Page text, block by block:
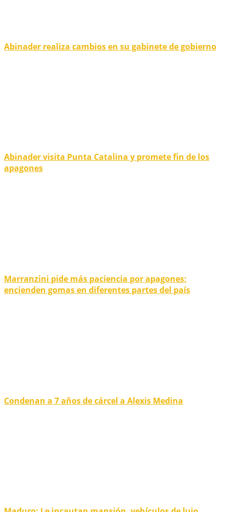
Abinader realiza cambios en su gabinete de gobierno
Abinader visita Punta Catalina y promete fin de los
apagones
Marranzini pide más paciencia por apagones;
encienden gomas en diferentes partes del país
Condenan a 7 años de cárcel a Alexis Medina